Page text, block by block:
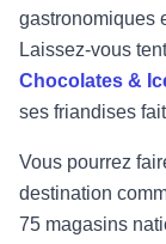
gastronomiques
Laissez-vous
Chocolates &
ses friandises
Vous pourrez
destination
75 magasins